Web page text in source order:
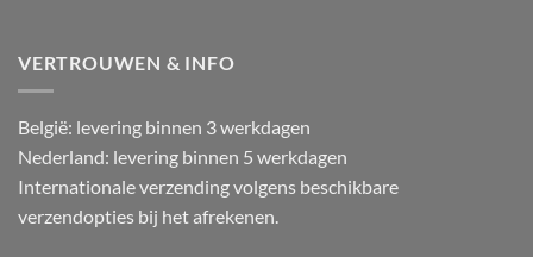
VERTROUWEN & INFO
België: levering binnen 3 werkdagen
Nederland: levering binnen 5 werkdagen
Internationale verzending volgens beschikbare
verzendopties bij het afrekenen.